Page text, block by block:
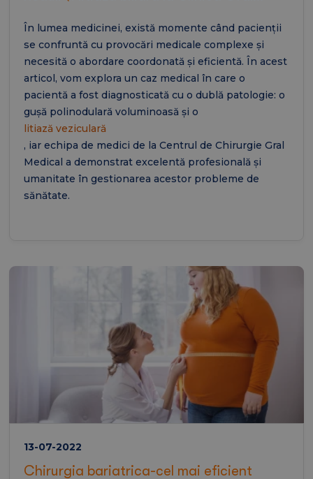
În lumea medicinei, există momente când pacienții
se confruntă cu provocări medicale complexe și
necesită o abordare coordonată și eficientă. În acest
articol, vom explora un caz medical în care o
pacientă a fost diagnosticată cu o dublă patologie: o
gușă polinodulară voluminoasă și o
litiază veziculară
, iar echipa de medici de la Centrul de Chirurgie Gral
Medical a demonstrat excelentă profesională și
umanitate în gestionarea acestor probleme de
sănătate.
13-07-2022
Chirurgia bariatrica-cel mai eficient